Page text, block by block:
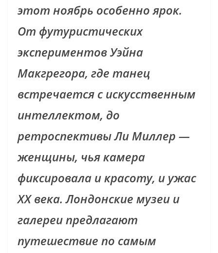
этот ноябрь особенно ярок.
От футуристических
экспериментов Уэйна
Макгрегора, где танец
встречается с искусственным
интеллектом, до
ретроспективы Ли Миллер —
женщины, чья камера
фиксировала и красоту, и ужас
XX века. Лондонские музеи и
галереи предлагают
путешествие по самым